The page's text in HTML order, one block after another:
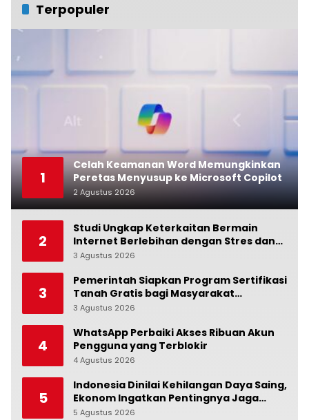
Terpopuler
1
Celah Keamanan Word Memungkinkan
Peretas Menyusup ke Microsoft Copilot
2 Agustus 2026
2
Studi Ungkap Keterkaitan Bermain
Internet Berlebihan dengan Stres dan
Suasana Hati
3 Agustus 2026
3
Pemerintah Siapkan Program Sertifikasi
Tanah Gratis bagi Masyarakat
Berpenghasilan Rendah
3 Agustus 2026
4
WhatsApp Perbaiki Akses Ribuan Akun
Pengguna yang Terblokir
4 Agustus 2026
5
Indonesia Dinilai Kehilangan Daya Saing,
Ekonom Ingatkan Pentingnya Jaga
Independensi Bank Indonesia
5 Agustus 2026